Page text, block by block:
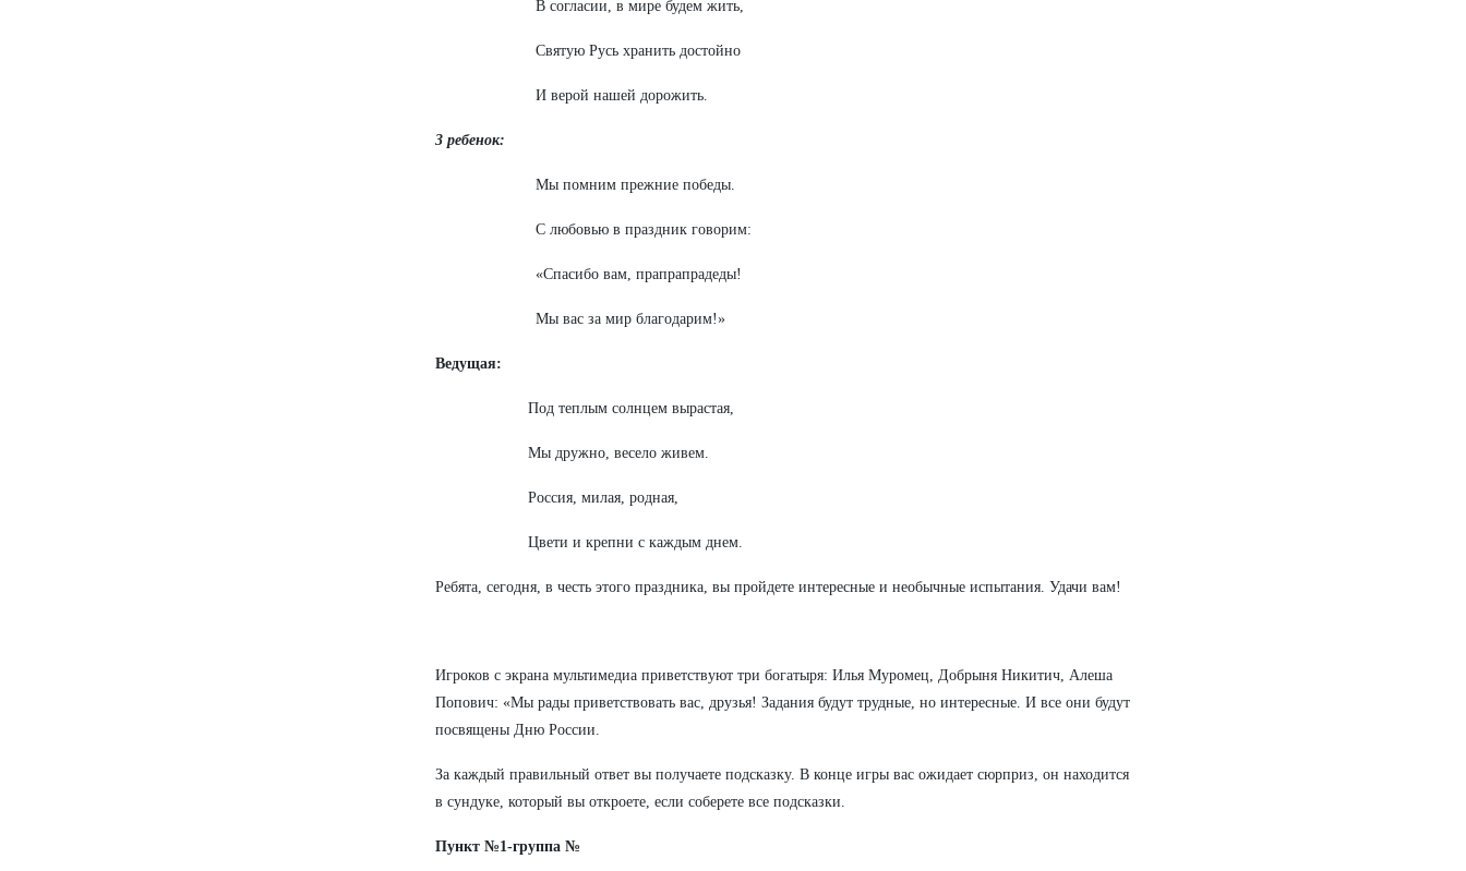
В согласии, в мире будем жить,
Святую Русь хранить достойно
И верой нашей дорожить.
3 ребенок:
Мы помним прежние победы.
С любовью в праздник говорим:
«Спасибо вам, прапрапрадеды!
Мы вас за мир благодарим!»
Ведущая:
Под теплым солнцем вырастая,
Мы дружно, весело живем.
Россия, милая, родная,
Цвети и крепни с каждым днем.
Ребята, сегодня, в честь этого праздника, вы пройдете интересные и необычные испытания. Удачи вам!
Игроков с экрана мультимедиа приветствуют три богатыря: Илья Муромец, Добрыня Никитич, Алеша
Попович: «Мы рады приветствовать вас, друзья! Задания будут трудные, но интересные. И все они будут
посвящены Дню России.
За каждый правильный ответ вы получаете подсказку. В конце игры вас ожидает сюрприз, он находится
в сундуке, который вы откроете, если соберете все подсказки.
Пункт №1-группа №